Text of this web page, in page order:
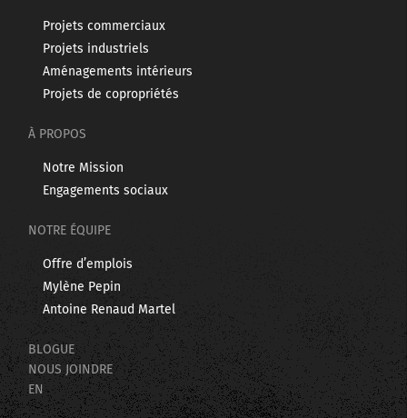
Projets commerciaux
Projets industriels
Aménagements intérieurs
Projets de copropriétés
À PROPOS
Notre Mission
Engagements sociaux
NOTRE ÉQUIPE
Offre d’emplois
Mylène Pepin
Antoine Renaud Martel
BLOGUE
NOUS JOINDRE
EN